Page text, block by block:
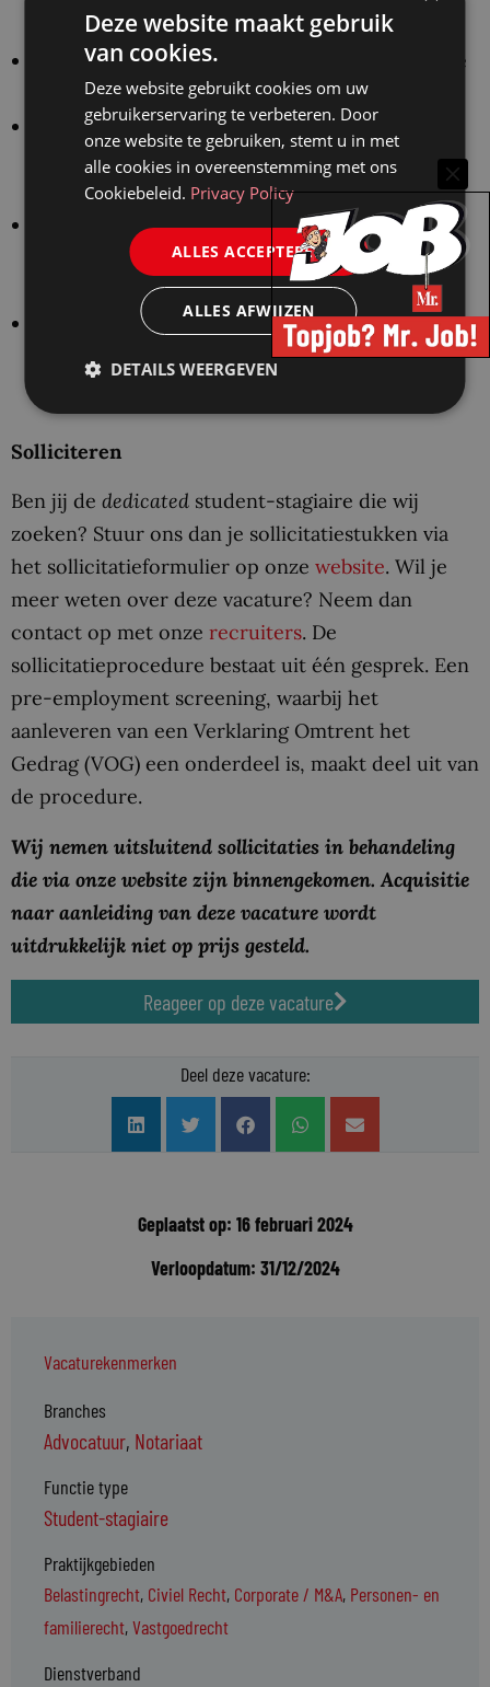
kantoorfeesten;
een stageovereenkomst voor de duur van twee
maanden;
een stagevergoeding van € 750,- bruto per
maand op fulltime basis (37,5 uur per week) en
een lunchkostenvergoeding, en
een volledige ov-reiskostenvergoeding (als je
geen recht (meer) hebt op een studenten ov-
abonnement), of
een bijdrage in de kosten voor huisvesting
wanneer je buiten de Randstad woont. De
vergoeding bedraagt € 350,- netto per maand.
Solliciteren
Ben jij de dedicated student-stagiaire die wij
zoeken? Stuur ons dan je sollicitatiestukken via
het sollicitatieformulier op onze website. Wil je
meer weten over deze vacature? Neem dan
contact op met onze recruiters. De
sollicitatieprocedure bestaat uit één gesprek. Een
pre-employment screening, waarbij het
aanleveren van een Verklaring Omtrent het
Gedrag (VOG) een onderdeel is, maakt deel uit van
de procedure.
Wij nemen uitsluitend sollicitaties in behandeling
die via onze website zijn binnengekomen. Acquisitie
naar aanleiding van deze vacature wordt
uitdrukkelijk niet op prijs gesteld.
Reageer op deze vacature
Deel deze vacature:
Geplaatst op: 16 februari 2024
Verloopdatum: 31/12/2024
Vacaturekenmerken
Branches
Advocatuur, Notariaat
Functie type
Student-stagiaire
Praktijkgebieden
Belastingrecht, Civiel Recht, Corporate / M&A, Personen- en
familierecht,Vastgoedrecht
Dienstverband
Deze website maakt gebruik
van cookies.
Deze website gebruikt cookies om uw
gebruikerservaring te verbeteren. Door
onze website te gebruiken, stemt u in met
alle cookies in overeenstemming met ons
Cookiebeleid. Privacy Policy
ALLES ACCEPTEREN
ALLES AFWIJZEN
DETAILS WEERGEVEN